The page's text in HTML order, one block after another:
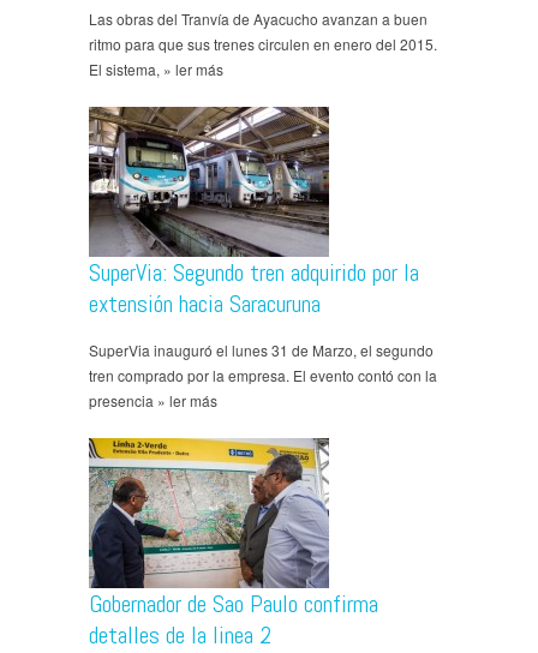
Las obras del Tranvía de Ayacucho avanzan a buen
ritmo para que sus trenes circulen en enero del 2015.
El sistema, » ler más
SuperVia: Segundo tren adquirido por la
extensión hacia Saracuruna
SuperVia inauguró el lunes 31 de Marzo, el segundo
tren comprado por la empresa. El evento contó con la
presencia » ler más
Gobernador de Sao Paulo confirma
detalles de la linea 2